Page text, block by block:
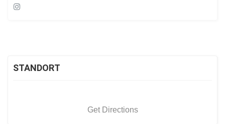
STANDORT
Get Directions